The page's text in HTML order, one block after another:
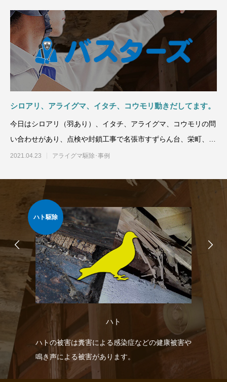
シロアリ、アライグマ、イタチ、コウモリ動きだしてます。
今日はシロアリ（羽あり）、イタチ、アライグマ、コウモリの問
い合わせがあり、点検や封鎖工事で名張市すずらん台、栄町、桔
梗が丘などお伺いしまし
2021.04.23 アライグマ駆除･事例
ハト駆除
ハト
ハトの被害は糞害による感染症などの健康被害や
鳴き声による被害があります。